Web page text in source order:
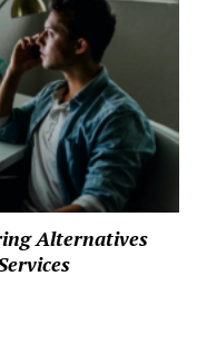
Alternatives